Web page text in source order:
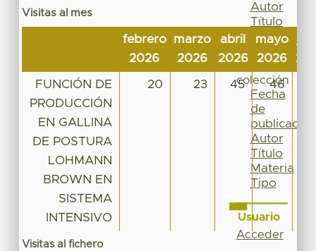
Visitas al mes
febrero
2026
marzo
2026
abril
2026
mayo
2026
FUNCIÓN DE
PRODUCCIÓN
EN GALLINA
DE POSTURA
LOHMANN
BROWN EN
SISTEMA
INTENSIVO
20 23 45 46
Visitas al fichero
Autor
Título
Materia
Tipo
colección
Fecha
de
publicación
Autor
Título
Materia
Tipo
Usuario
Acceder